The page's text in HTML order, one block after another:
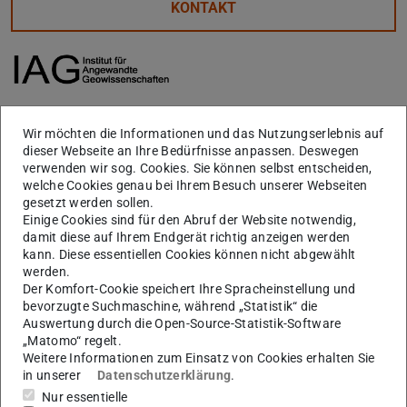
KONTAKT
Lernzentrum für Studierende
Das Lernzentrum befindet sich in Raum B2|02 /22
(Erdgeschoss).
Das Lernzentrum unseres Institutes steht allen
Studierenden von morgens bis abends offen. Der Raum
kann zum Lernen, Lesen und Ausruhen genutzt werden.
Bibliothek des Instituts für
Angewandte Geowissenschaften
Unsere Bibliothek ist in die Universitäts- und
Wir möchten die Informationen und das Nutzungserlebnis auf
dieser Webseite an Ihre Bedürfnisse anpassen. Deswegen
verwenden wir sog. Cookies. Sie können selbst entscheiden,
welche Cookies genau bei Ihrem Besuch unserer Webseiten
gesetzt werden sollen.
Einige Cookies sind für den Abruf der Website notwendig,
damit diese auf Ihrem Endgerät richtig anzeigen werden
kann. Diese essentiellen Cookies können nicht abgewählt
werden.
Der Komfort-Cookie speichert Ihre Spracheinstellung und
bevorzugte Suchmaschine, während „Statistik“ die
Auswertung durch die Open-Source-Statistik-Software
„Matomo“ regelt.
Weitere Informationen zum Einsatz von Cookies erhalten Sie
in unserer
Datenschutzerklärung.
Nur essentielle